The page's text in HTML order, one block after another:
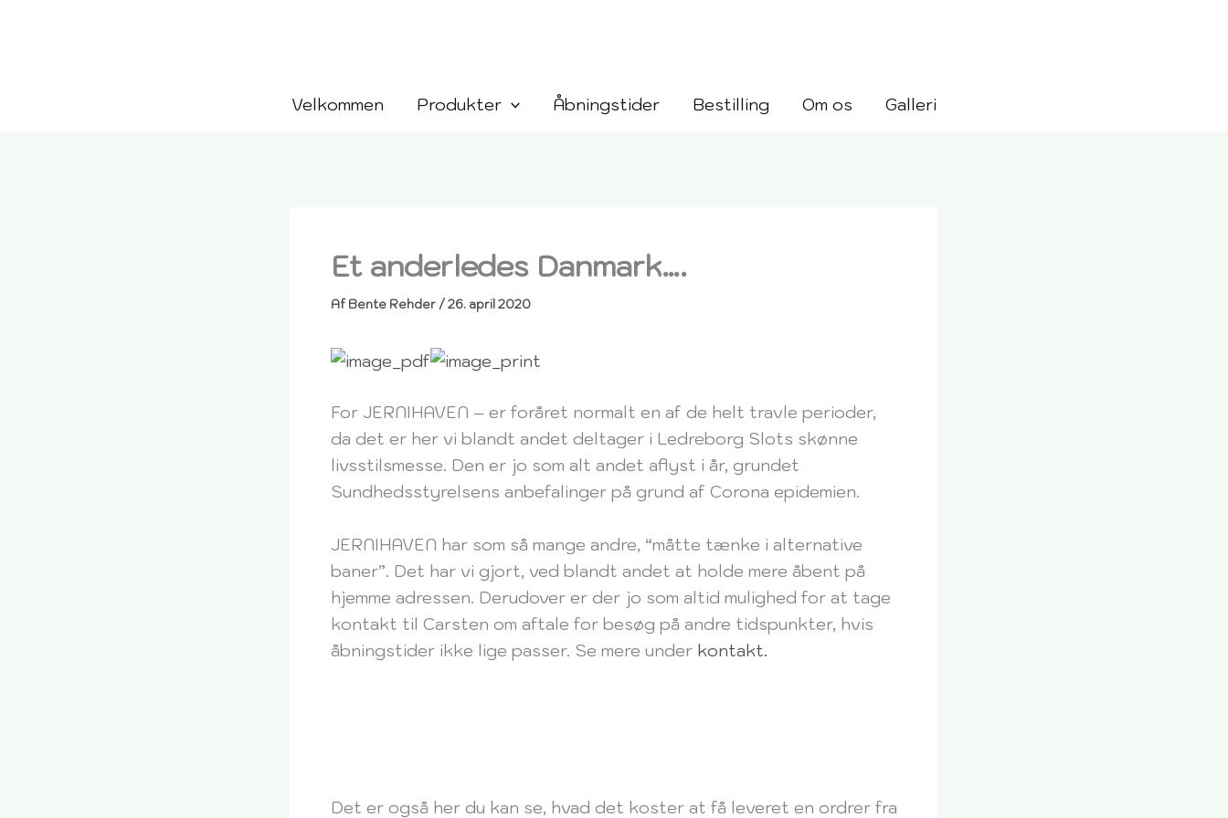
Velkommen
Produkter Åbningstider Bestilling Om os Galleri
Et anderledes Danmark….
AfBente Rehder/26. april 2020
For JERNIHAVEN – er foråret normalt en af de helt travle perioder,
da det er her vi blandt andet deltager i Ledreborg Slots skønne
livsstilsmesse. Den er jo som alt andet aflyst i år, grundet
Sundhedsstyrelsens anbefalinger på grund af Corona epidemien.
JERNIHAVEN har som så mange andre, “måtte tænke i alternative
baner”. Det har vi gjort, ved blandt andet at holde mere åbent på
hjemme adressen. Derudover er der jo som altid mulighed for at tage
kontakt til Carsten om aftale for besøg på andre tidspunkter, hvis
åbningstider ikke lige passer. Se mere under kontakt.
Det er også her du kan se, hvad det koster at få leveret en ordrer fra